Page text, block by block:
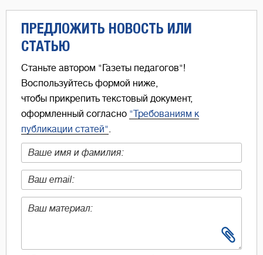
ПРЕДЛОЖИТЬ НОВОСТЬ ИЛИ
СТАТЬЮ
Станьте автором "Газеты педагогов"!
Воспользуйтесь формой ниже,
чтобы прикрепить текстовый документ,
оформленный согласно "Требованиям к
публикации статей".